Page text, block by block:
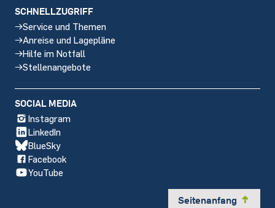
SCHNELLZUGRIFF
Service und Themen
Anreise und Lagepläne
Hilfe im Notfall
Stellenangebote
SOCIAL MEDIA
Instagram
LinkedIn
BlueSky
Facebook
YouTube
Seitenanfang y